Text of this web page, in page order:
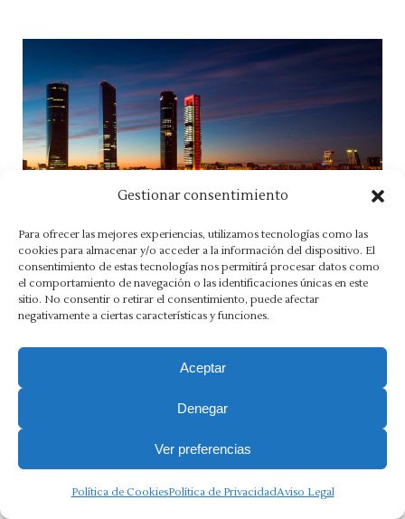
Gestionar consentimiento
Para ofrecer las mejores experiencias, utilizamos tecnologías como las
cookies para almacenar y/o acceder a la información del dispositivo. El
consentimiento de estas tecnologías nos permitirá procesar datos como
el comportamiento de navegación o las identificaciones únicas en este
sitio. No consentir o retirar el consentimiento, puede afectar
negativamente a ciertas características y funciones.
Aceptar
Denegar
Ver preferencias
Política de CookiesPolítica de PrivacidadAviso Legal
¿Cómo conseguir una autorización de residencia
en España?
Política de Privacidad
reservados.